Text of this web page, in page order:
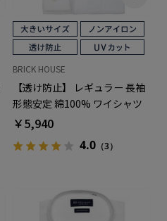
BRICK HOUSE
【透け防止】 レギュラー 長袖
形態安定 綿100% ワイシャツ
白無地 大きいサイズ
￥5,940
4.0 （3）